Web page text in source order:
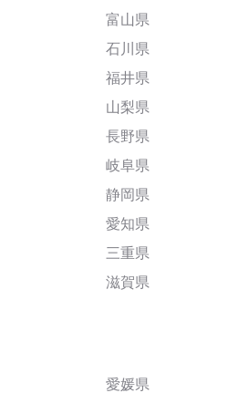
富山県
石川県
福井県
山梨県
長野県
岐阜県
静岡県
愛知県
三重県
滋賀県
愛媛県